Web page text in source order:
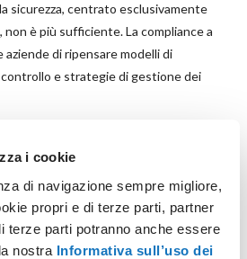
i cookie
di navigazione sempre migliore,
propri e di terze parti, partner
terze parti potranno anche essere
nostra Informativa sull’uso dei
sicurezza, centrato esclusivamente
è più sufficiente. La compliance a
aziende di ripensare modelli di
e strategie di gestione dei
trasparenza e qualità operativa lungo
un elemento imprescindibile per
resiliente, efficiente e conforme